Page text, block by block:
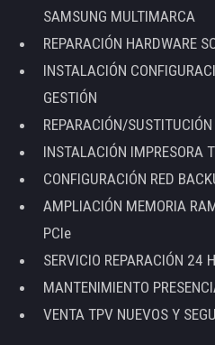
SAMSUNG MULTIMARCA
REPARACIÓN HARDWARE
INSTALACIÓN
GESTIÓN
REPARACIÓN/
INSTALACIÓN IMPRESORA
CONFIGURACIÓN RED
AMPLIACIÓN MEMORIA
PCIe
SERVICIO REPARACIÓN 24
MANTENIMIENTO
VENTA TPV NUEVOS Y